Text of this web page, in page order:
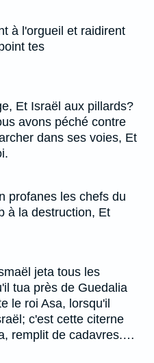
à l'orgueil et raidirent
tes
Et Israël aux pillards?
avons péché contre
dans ses voies, Et
profanes les chefs du
à la destruction, Et
jeta tous les
tua près de Guedalia
le roi Asa, lorsqu'il
c'est cette citerne
remplit de cadavres.…